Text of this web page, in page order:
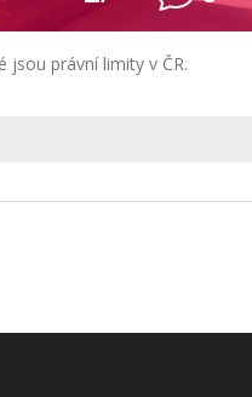
právní limity v ČR.